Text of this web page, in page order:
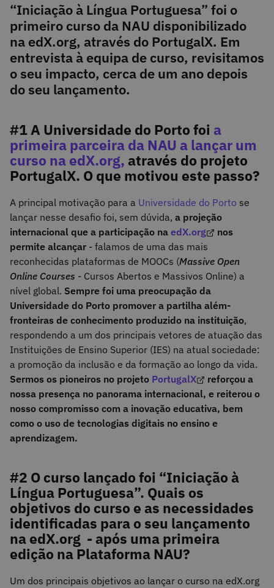
“Iniciação à Língua Portuguesa” foi o
primeiro curso da NAU disponibilizado
na edX.org, através do PortugalX. Em
entrevista à equipa de curso, revisitamos
o seu impacto, cerca de um ano depois
do seu lançamento.
#1 A Universidade do Porto foi a
primeira parceira da NAU a lançar um
curso na edX.org, através do projeto
PortugalX. O que motivou este passo?
A principal motivação para a Universidade do Porto se
lançar nesse desafio foi, sem dúvida, a projeção
internacional que a participação na edX.org
nos
permite alcançar - falamos de uma das mais
reconhecidas plataformas de MOOCs (Massive Open
Online Courses - Cursos Abertos e Massivos Online) a
nível global. Sempre foi uma preocupação da
Universidade do Porto promover a partilha além-
fronteiras de conhecimento produzido na instituição,
respondendo a um dos principais vetores de atuação das
Instituições de Ensino Superior (IES) na atual sociedade:
a promoção da inclusão e da formação ao longo da vida.
Sermos os pioneiros no projeto PortugalX
reforçou a
nossa presença no panorama internacional, e reiterou o
nosso compromisso com a inovação educativa, bem
como o uso de tecnologias digitais no ensino e
aprendizagem.
#2 O curso lançado foi “Iniciação à
Língua Portuguesa”. Quais os
objetivos do curso e as necessidades
identificadas para o seu lançamento
na edX.org - após uma primeira
edição na Plataforma NAU?
Um dos principais objetivos ao lançar o curso na edX.org